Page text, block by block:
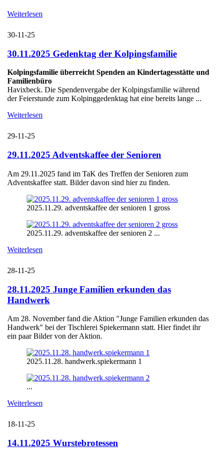
Weiterlesen
30-11-25
30.11.2025 Gedenktag der Kolpingsfamilie
Kolpingsfamilie überreicht Spenden an Kindertagesstätte und
Familienbüro
Havixbeck. Die Spendenvergabe der Kolpingsfamilie während
der Feierstunde zum Kolpinggedenktag hat eine bereits lange ...
Weiterlesen
29-11-25
29.11.2025 Adventskaffee der Senioren
Am 29.11.2025 fand im TaK des Treffen der Senioren zum
Adventskaffee statt. Bilder davon sind hier zu finden.
2025.11.29. adventskaffee der senioren 1 gross
2025.11.29. adventskaffee der senioren 2 ...
Weiterlesen
28-11-25
28.11.2025 Junge Familien erkunden das
Handwerk
Am 28. November fand die Aktion "Junge Familien erkunden das
Handwerk" bei der Tischlerei Spiekermann statt. Hier findet ihr
ein paar Bilder von der Aktion.
2025.11.28. handwerk.spiekermann 1
...
Weiterlesen
18-11-25
14.11.2025 Wurstebrotessen